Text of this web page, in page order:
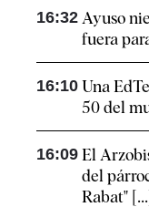
16:32 Ayuso
fuera
16:10 Una
50 del
16:09 El
del
Rabat"